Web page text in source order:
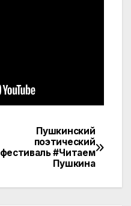
Пушкинский
поэтический
фестиваль #Читаем
Пушкина